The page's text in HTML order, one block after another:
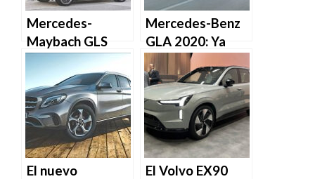
Mercedes-
Maybach GLS
600, la nueva
limusina hecha
SUV
Mercedes-Benz
GLA 2020: Ya
está aquí la
nueva generación
El nuevo
El Volvo EX90